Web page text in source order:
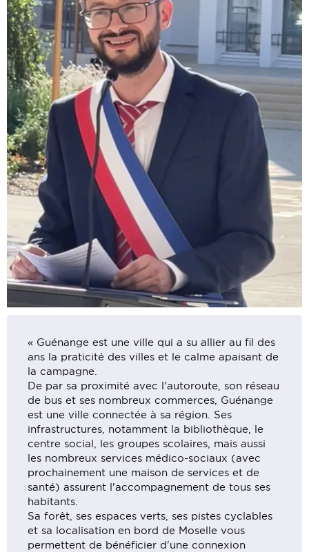
« Guénange est une ville qui a su allier au fil des
ans la praticité des villes et le calme apaisant de
la campagne.
De par sa proximité avec l'autoroute, son réseau
de bus et ses nombreux commerces, Guénange
est une ville connectée à sa région. Ses
infrastructures, notamment la bibliothèque, le
centre social, les groupes scolaires, mais aussi
les nombreux services médico-sociaux (avec
prochainement une maison de services et de
santé) assurent l'accompagnement de tous ses
habitants.
Sa forêt, ses espaces verts, ses pistes cyclables
et sa localisation en bord de Moselle vous
permettent de bénéficier d'une connexion